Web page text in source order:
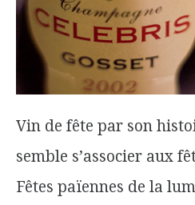
Vin de fête par son
semble s’associer aux
Fêtes païennes de la